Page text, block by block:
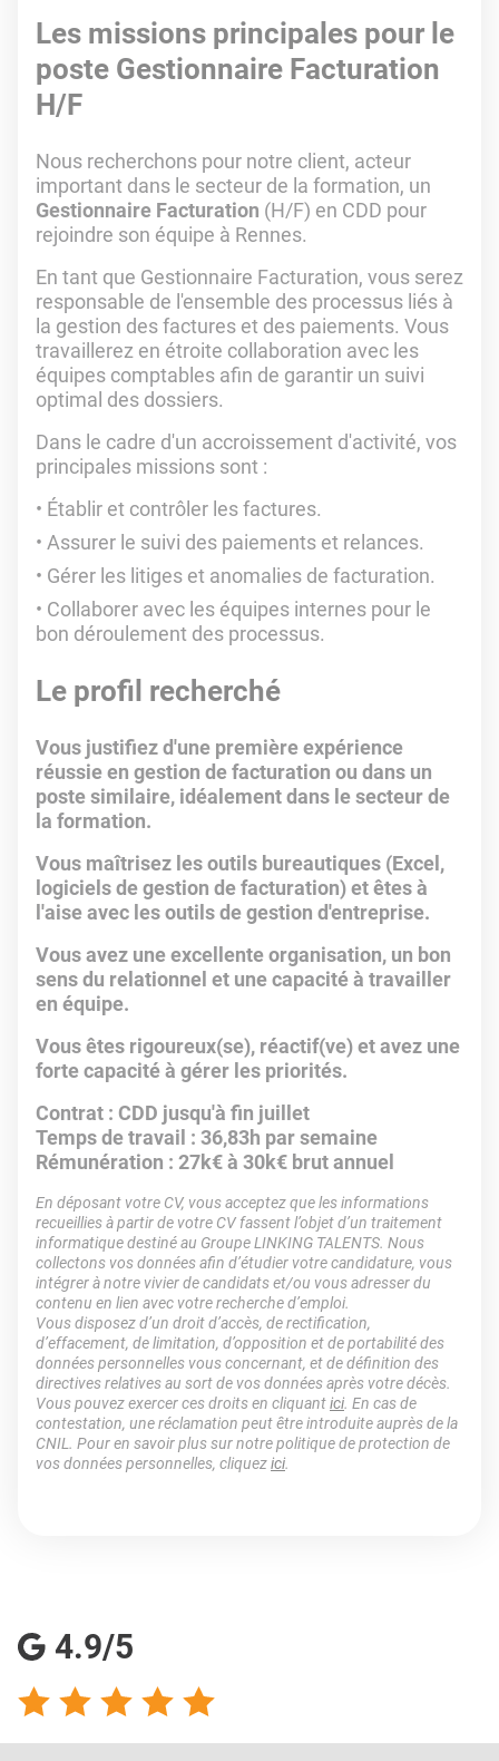
Les missions principales pour le
poste Gestionnaire Facturation
H/F
Nous recherchons pour notre client, acteur
important dans le secteur de la formation, un
Gestionnaire Facturation (H/F) en CDD pour
rejoindre son équipe à Rennes.
En tant que Gestionnaire Facturation, vous serez
responsable de l'ensemble des processus liés à
la gestion des factures et des paiements. Vous
travaillerez en étroite collaboration avec les
équipes comptables afin de garantir un suivi
optimal des dossiers.
Dans le cadre d'un accroissement d'activité, vos
principales missions sont :
Établir et contrôler les factures.
Assurer le suivi des paiements et relances.
Gérer les litiges et anomalies de facturation.
Collaborer avec les équipes internes pour le
bon déroulement des processus.
Le profil recherché
Vous justifiez d'une première expérience
réussie en gestion de facturation ou dans un
poste similaire, idéalement dans le secteur de
la formation.
Vous maîtrisez les outils bureautiques (Excel,
logiciels de gestion de facturation) et êtes à
l'aise avec les outils de gestion d'entreprise.
Vous avez une excellente organisation, un bon
sens du relationnel et une capacité à travailler
en équipe.
Vous êtes rigoureux(se), réactif(ve) et avez une
forte capacité à gérer les priorités.
Contrat : CDD jusqu'à fin juillet
Temps de travail : 36,83h par semaine
Rémunération : 27k€ à 30k€ brut annuel
En déposant votre CV, vous acceptez que les informations
recueillies à partir de votre CV fassent l’objet d’un traitement
informatique destiné au Groupe LINKING TALENTS. Nous
collectons vos données afin d’étudier votre candidature, vous
intégrer à notre vivier de candidats et/ou vous adresser du
contenu en lien avec votre recherche d’emploi.
Vous disposez d’un droit d’accès, de rectification,
d’effacement, de limitation, d’opposition et de portabilité des
données personnelles vous concernant, et de définition des
directives relatives au sort de vos données après votre décès.
Vous pouvez exercer ces droits en cliquantici. En cas de
contestation, une réclamation peut être introduite auprès de la
CNIL. Pour en savoir plus sur notre politique de protection de
vos données personnelles, cliquezici.
4.9/5